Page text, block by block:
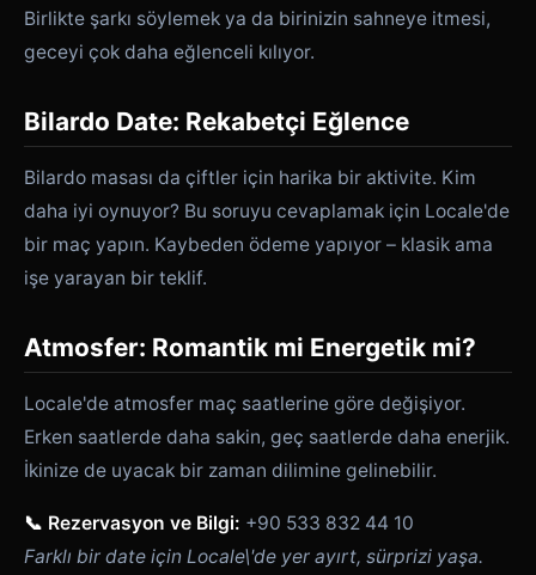
Birlikte şarkı söylemek ya da birinizin sahneye itmesi,
geceyi çok daha eğlenceli kılıyor.
Bilardo Date: Rekabetçi Eğlence
Bilardo masası da çiftler için harika bir aktivite. Kim
daha iyi oynuyor? Bu soruyu cevaplamak için Locale'de
bir maç yapın. Kaybeden ödeme yapıyor – klasik ama
işe yarayan bir teklif.
Atmosfer: Romantik mi Energetik mi?
Locale'de atmosfer maç saatlerine göre değişiyor.
Erken saatlerde daha sakin, geç saatlerde daha enerjik.
İkinize de uyacak bir zaman dilimine gelinebilir.
📞 Rezervasyon ve Bilgi: +90 533 832 44 10
Farklı bir date için Locale\'de yer ayırt, sürprizi yaşa.